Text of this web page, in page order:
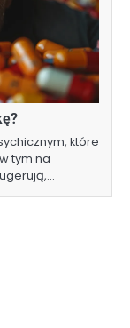
które
tym na